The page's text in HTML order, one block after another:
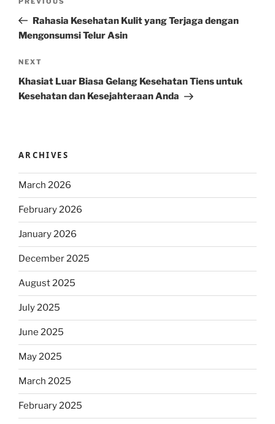
Previous
PostRahasia Kesehatan Kulit yang Terjaga dengan
Mengonsumsi Telur Asin
Next
Post
NEXT
Khasiat Luar Biasa Gelang Kesehatan Tiens untuk
Kesehatan dan Kesejahteraan Anda
ARCHIVES
March 2026
February 2026
January 2026
December 2025
August 2025
July 2025
June 2025
May 2025
March 2025
February 2025